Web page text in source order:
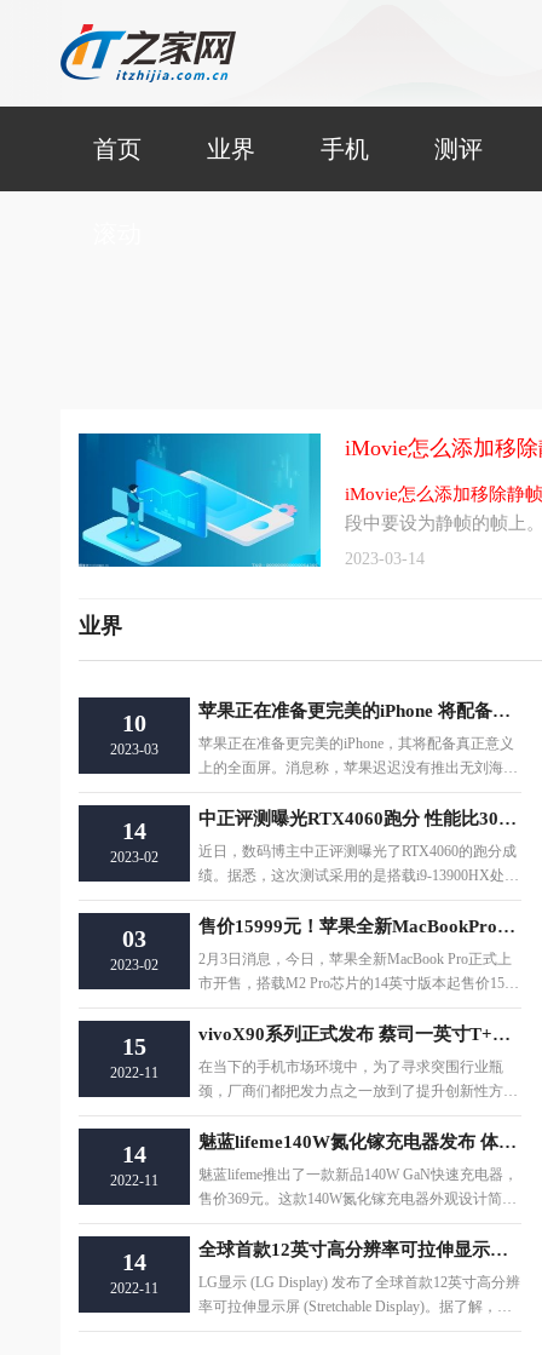
首页 业界 手机 测评
iMovie怎么添加移
iMovie怎么添加移除静帧
段中要设为静帧的帧上
2023-03-14
业界
10
2023-03
苹果正在准备更完美的iPhone 将配备真正的全面屏
苹果正在准备更完美的iPhone，其将配备真正意义
上的全面屏。消息称，苹果迟迟没有推出无刘海的i
Phone，主要是真全面屏研发工作进展不顺利，
14
2023-02
中正评测曝光RTX4060跑分 性能比3060强太多
近日，数码博主中正评测曝光了RTX4060的跑分成
绩。据悉，这次测试采用的是搭载i9-13900HX处理
器的雷神ZERO。硬件方面，RTX 4060拥有3072个
03
2023-02
售价15999元！苹果全新MacBookPro上市开售
2月3日消息，今日，苹果全新MacBook Pro正式上
市开售，搭载M2 Pro芯片的14英寸版本起售价1599
9元，M2 Pro芯片16英寸版本起售价为19999
15
2022-11
vivoX90系列正式发布 蔡司一英寸T+自研芯片
在当下的手机市场环境中，为了寻求突围行业瓶
颈，厂商们都把发力点之一放到了提升创新性方
面。包括对手机形态、具体关键技术等的改善。尤
其
14
2022-11
魅蓝lifeme140W氮化镓充电器发布 体积缩小了20%以上
魅蓝lifeme推出了一款新品140W GaN快速充电器，
售价369元。这款140W氮化镓充电器外观设计简
约，采用纯白配色，折叠式插脚设计方案，体积较
14
2022-11
全球首款12英寸高分辨率可拉伸显示屏发布 具有全彩色RGB功能
LG显示 (LG Display) 发布了全球首款12英寸高分辨
率可拉伸显示屏 (Stretchable Display)。据了解，这
款显示屏具有橡皮筋般的柔韧性，